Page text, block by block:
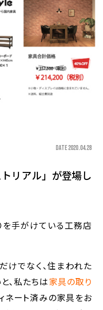
DATE 2020.04.28
リアル」が登場し
を手がけている工務店
けでなく、住まわれた
、私たちは家具の取り
ネート済みの家具をお